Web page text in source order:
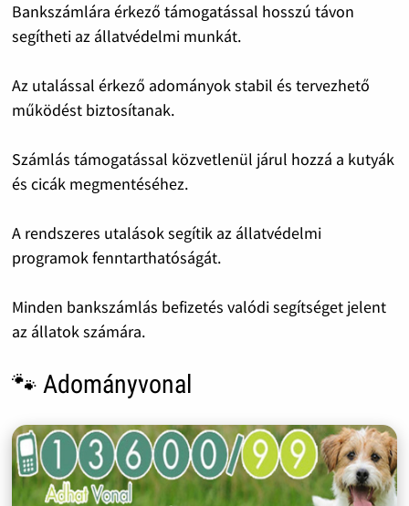
Bankszámlára érkező támogatással hosszú távon
segítheti az állatvédelmi munkát.
Az utalással érkező adományok stabil és tervezhető
működést biztosítanak.
Számlás támogatással közvetlenül járul hozzá a kutyák
és cicák megmentéséhez.
A rendszeres utalások segítik az állatvédelmi
programok fenntarthatóságát.
Minden bankszámlás befizetés valódi segítséget jelent
az állatok számára.
🐾 Adományvonal